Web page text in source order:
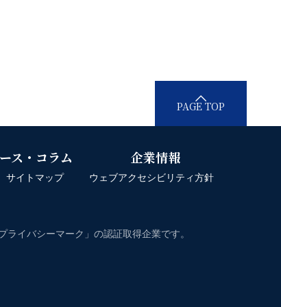
PAGE TOP
ス・コラム 企業情報
サイトマップ ウェブアクセシビリティ方針
イバシーマーク」の認証取得企業です。